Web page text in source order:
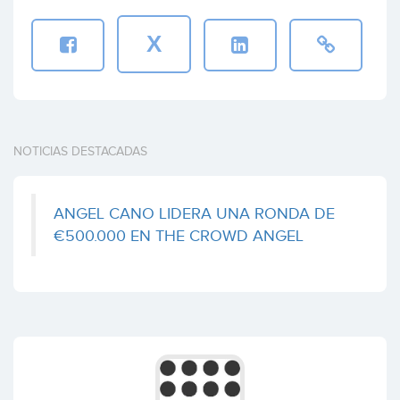
Barcelona (+3)
Grupo Godó
Coinversiones: 2
X
NOTICIAS DESTACADAS
ANGEL CANO LIDERA UNA RONDA DE
€500.000 EN THE CROWD ANGEL